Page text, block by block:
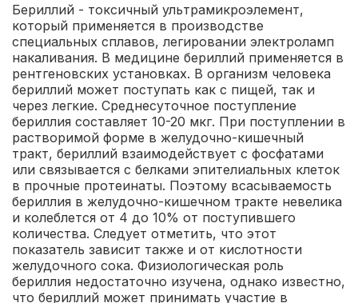
Бериллий - токсичный ультрамикроэлемент,
который применяется в производстве
специальных сплавов, легировании электроламп
накаливания. В медицине бериллий применяется в
рентгеновских установках. В организм человека
бериллий может поступать как с пищей, так и
через легкие. Среднесуточное поступление
бериллия составляет 10-20 мкг. При поступлении в
растворимой форме в желудочно-кишечный
тракт, бериллий взаимодействует с фосфатами
или связывается с белками эпителиальных клеток
в прочные протеинаты. Поэтому всасываемость
бериллия в желудочно-кишечном тракте невелика
и колеблется от 4 до 10% от поступившего
количества. Следует отметить, что этот
показатель зависит также и от кислотности
желудочного сока. Физиологическая роль
бериллия недостаточно изучена, однако известно,
что бериллий может принимать участие в